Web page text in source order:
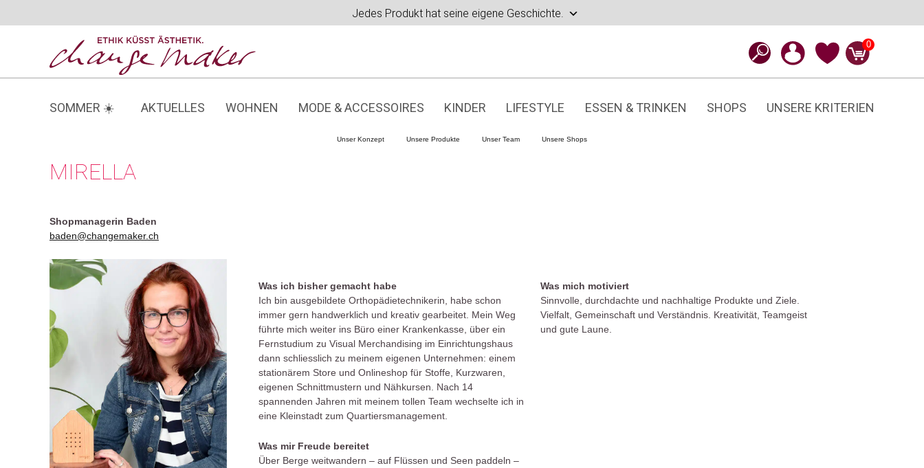
Jedes Produkt hat seine eigene Geschichte.
0
SOMMER ☀️ AKTUELLES WOHNEN MODE & ACCESSOIRES KINDER LIFESTYLE ESSEN & TRINKEN SHOPS UNSERE KRITERIEN
Unser Konzept Unsere Produkte Unser Team Unsere Shops
MIRELLA
Shopmanagerin Baden
baden@changemaker.ch
Was ich bisher gemacht habe
Ich bin ausgebildete Orthopädietechnikerin, habe schon
immer gern handwerklich und kreativ gearbeitet. Mein Weg
führte mich weiter ins Büro einer Krankenkasse, über ein
Fernstudium zu Visual Merchandising im Einrichtungshaus
dann schliesslich zu meinem eigenen Unternehmen: einem
stationärem Store und Onlineshop für Stoffe, Kurzwaren,
eigenen Schnittmustern und Nähkursen. Nach 14
spannenden Jahren mit meinem tollen Team wechselte ich in
eine Kleinstadt zum Quartiersmanagement.
Was mir Freude bereitet
Über Berge weitwandern – auf Flüssen und Seen paddeln –
Was mich motiviert
Sinnvolle, durchdachte und nachhaltige Produkte und Ziele.
Vielfalt, Gemeinschaft und Verständnis. Kreativität, Teamgeist
und gute Laune.